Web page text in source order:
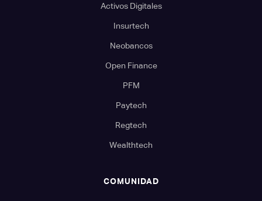
Activos Digitales
Insurtech
Neobancos
Open Finance
PFM
Paytech
Regtech
Wealthtech
COMUNIDAD